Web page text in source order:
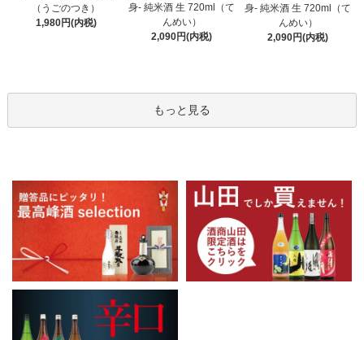
（うごのつき）
1,980円(内税)
身- 純米酒 生 720ml（て
んめい）
2,090円(内税)
身- 純米酒 生 720ml（て
んめい）
2,090円(内税)
もっと見る